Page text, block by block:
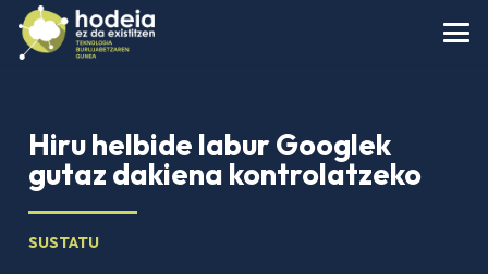
Hiru helbide labur Googlek
gutaz dakiena kontrolatzeko
SUSTATU